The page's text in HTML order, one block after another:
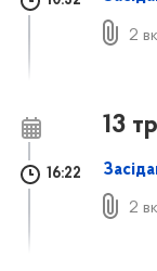
2
13
16:22
2